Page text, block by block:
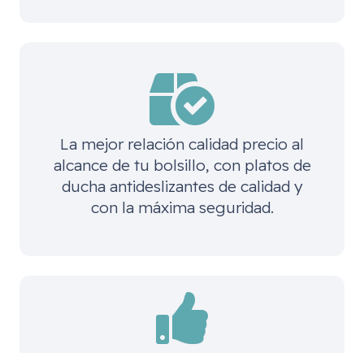
La mejor relación calidad precio al
alcance de tu bolsillo, con platos de
ducha antideslizantes de calidad y
con la máxima seguridad.